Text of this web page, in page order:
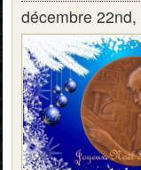
décembre 22nd,